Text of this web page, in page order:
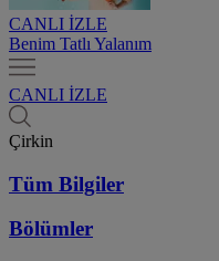
CANLI İZLE
Benim Tatlı Yalanım
CANLI İZLE
Çirkin
Tüm Bilgiler
Bölümler